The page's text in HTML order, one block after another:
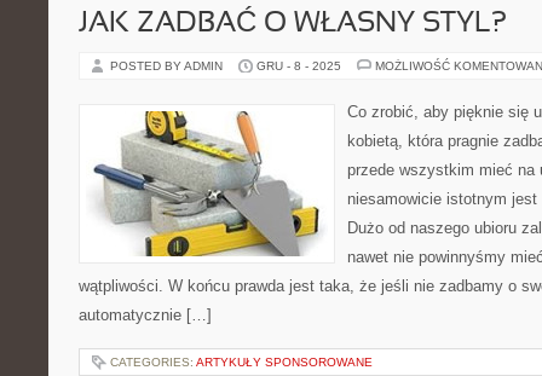
JAK ZADBAĆ O WŁASNY STYL?
POSTED BY ADMIN GRU - 8 - 2025 MOŻLIWOŚĆ
Co zrobić, aby pięknie się
kobietą, która pragnie
przede wszystkim mieć
niesamowicie istotnym jest
Dużo od naszego ubioru
nawet nie powinnyśmy
wątpliwości. W końcu prawda jest taka, że jeśli nie zadbamy o
automatycznie […]
CATEGORIES: ARTYKUŁY SPONSOROWANE